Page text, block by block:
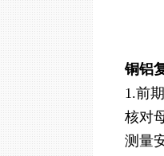
铜铝
1.前
核对
测量